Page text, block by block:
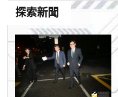
探索新聞